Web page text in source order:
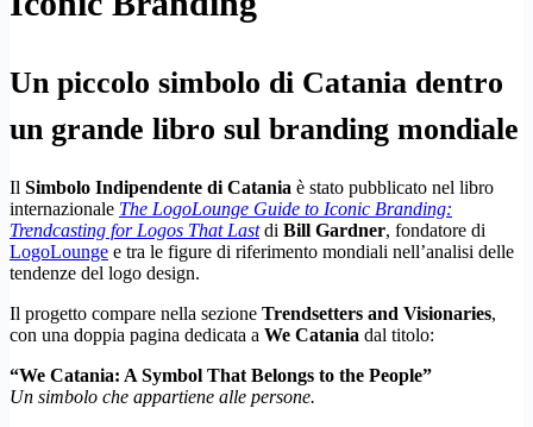
Un piccolo simbolo di Catania dentro
un grande libro sul branding mondiale
Il Simbolo Indipendente di Catania è stato pubblicato nel libro
internazionale The LogoLounge Guide to Iconic Branding:
Trendcasting for Logos That Lastdi Bill Gardner, fondatore di
LogoLounge e tra le figure di riferimento mondiali nell’analisi delle
tendenze del logo design.
Il progetto compare nella sezione Trendsetters and Visionaries,
con una doppia pagina dedicata a We Catania dal titolo:
“We Catania: A Symbol That Belongs to the People”
Un simbolo che appartiene alle persone.